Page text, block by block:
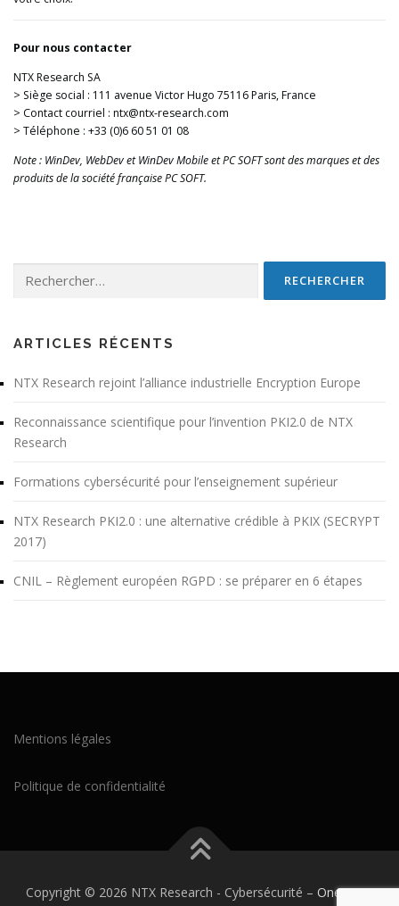
Pour nous contacter
NTX Research SA
> Siège social : 111 avenue Victor Hugo 75116 Paris, France
> Contact courriel : ntx@ntx-research.com
> Téléphone : +33 (0)6 60 51 01 08
Note : WinDev, WebDev et WinDev Mobile et PC SOFT sont des marques et des
produits de la société française PC SOFT.
ARTICLES RÉCENTS
NTX Research rejoint l’alliance industrielle Encryption Europe
Reconnaissance scientifique pour l’invention PKI2.0 de NTX
Research
Formations cybersécurité pour l’enseignement supérieur
NTX Research PKI2.0 : une alternative crédible à PKIX (SECRYPT
2017)
CNIL – Règlement européen RGPD : se préparer en 6 étapes
Mentions légales
Politique de confidentialité
Copyright © 2026 NTX Research - Cybersécurité – OnePress